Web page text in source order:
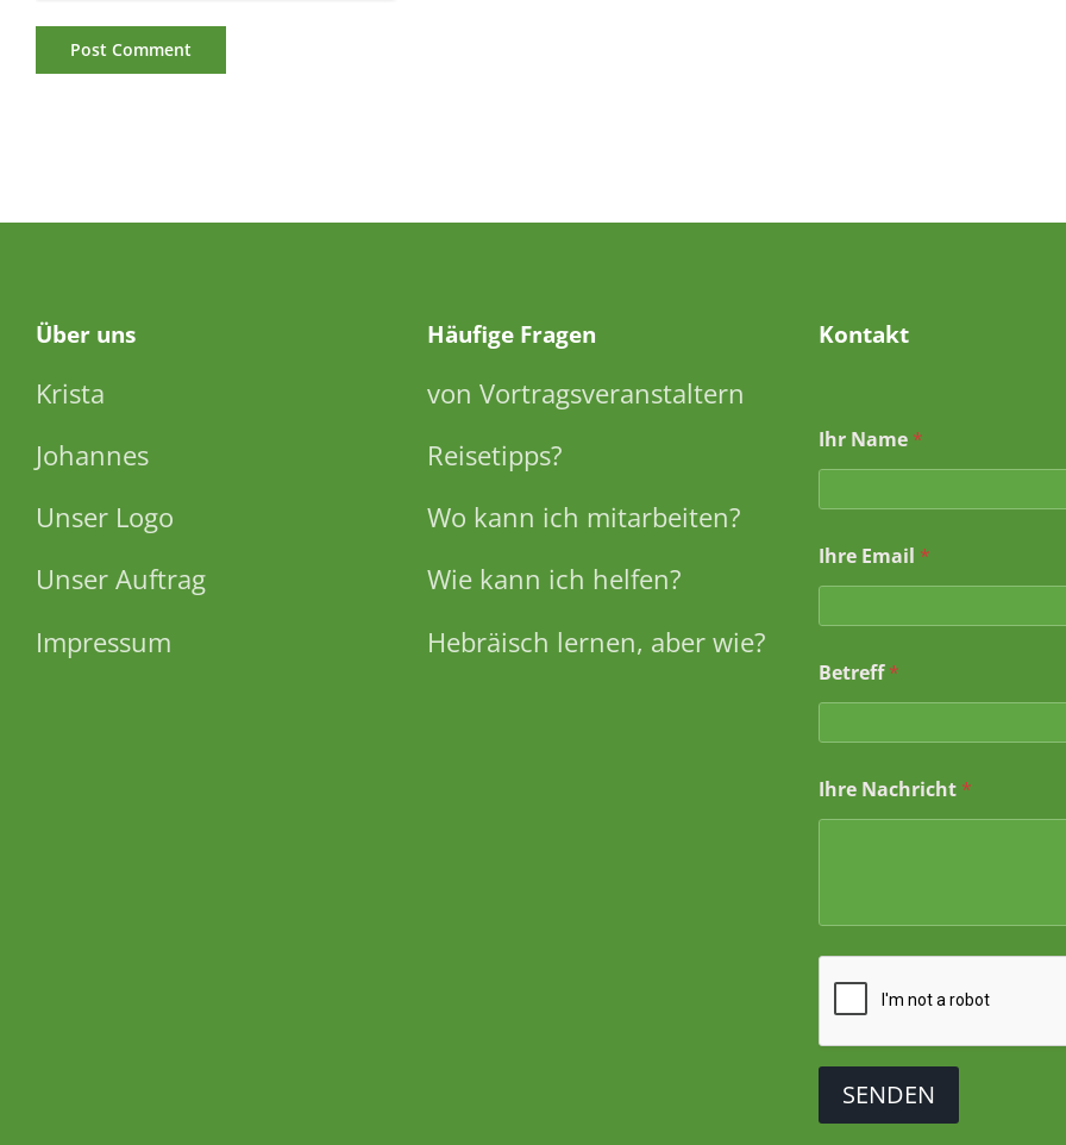
Über uns
Krista
Johannes
Unser Logo
Unser Auftrag
Impressum
Häufige Fragen
von Vortragsveranstaltern
Reisetipps?
Wo kann ich mitarbeiten?
Wie kann ich helfen?
Hebräisch lernen, aber wie?
Kontakt
Ihr Name *
Ihre Email *
h
r
I
r
B
f
Betreff*
Ihre Nachricht *
SENDEN